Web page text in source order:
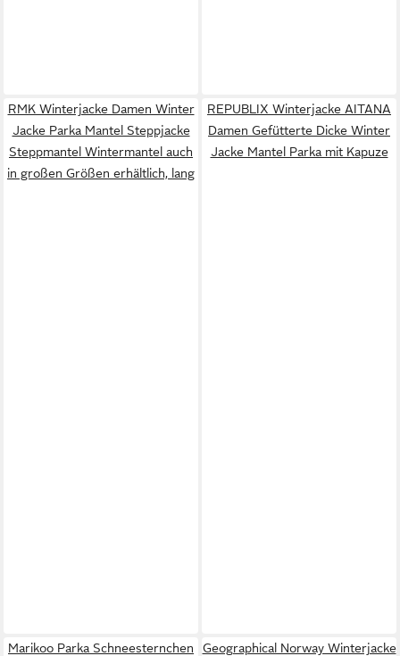
RMK Winterjacke Damen Winter
Jacke Parka Mantel Steppjacke
Steppmantel Wintermantel auch
in großen Größen erhältlich, lang
REPUBLIX Winterjacke AITANA
Damen Gefütterte Dicke Winter
Jacke Mantel Parka mit Kapuze
Marikoo Parka Schneesternchen
Geographical Norway Winterjacke